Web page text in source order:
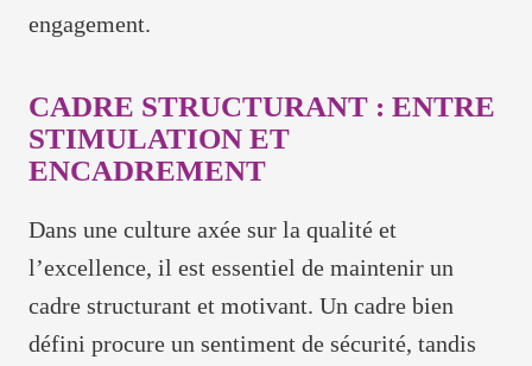
engagement.
CADRE STRUCTURANT : ENTRE
STIMULATION ET
ENCADREMENT
Dans une culture axée sur la qualité et
l’excellence, il est essentiel de maintenir un
cadre structurant et motivant. Un cadre bien
défini procure un sentiment de sécurité, tandis